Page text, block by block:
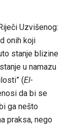
Uzvišenog:
onih koji
stanje blizine
u namazu
(El-
da bi se
ga nešto
praksa, nego